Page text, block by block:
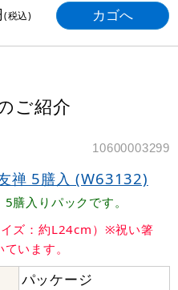
(税込)
ご紹介
10600003299
禅 5膳入 (W63132)
膳入りパックです。
ズ：約L24cm）※祝い箸
います。
パッケージ